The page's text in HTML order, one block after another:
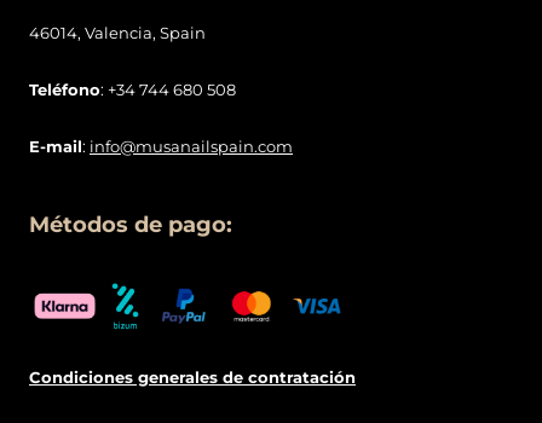
46014, Valencia, Spain
Teléfono: +34 744 680 508
E-mail: info@musanailspain.com
Métodos de pago:
Condiciones generales de contratación